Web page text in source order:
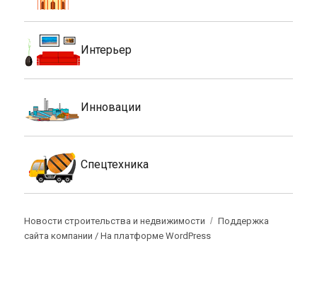
Интерьер
Инновации
Спецтехника
Новости строительства и недвижимости
Поддержка
сайта компании /На платформе WordPress